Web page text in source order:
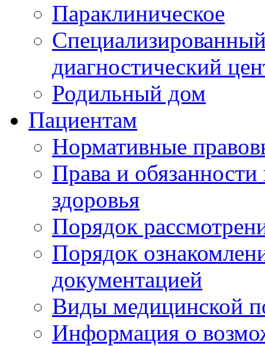
Параклиническое
диагностический
Родильный дом
Пациентам
Нормативные
Права и
здоровья
Порядок
Порядок
документацией
Виды медицинской
Информация о